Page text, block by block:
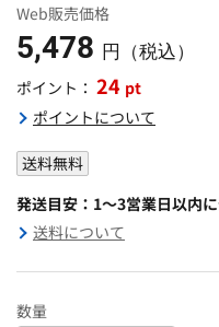
Web販売価格
5,478 円（税込）
ポイント： 24 pt
ポイントについて
送料無料
発送目安：1～3営業日以内
送料について
数量